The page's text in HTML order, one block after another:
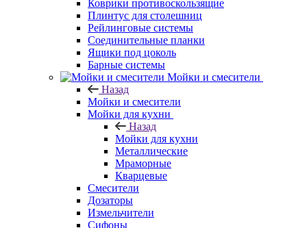
Коврики противоскользящие
Плинтус для столешниц
Рейлинговые системы
Соединительные планки
Ящики под цоколь
Барные системы
Мойки и смесители
Назад
Мойки и смесители
Мойки для кухни
Назад
Мойки для кухни
Металлические
Мраморные
Кварцевые
Смесители
Дозаторы
Измельчители
Сифоны